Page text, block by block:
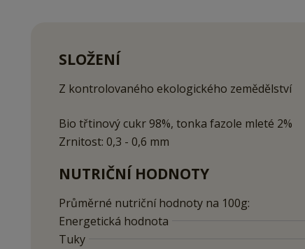
SLOŽENÍ
Z kontrolovaného ekologického zemědělství
Bio třtinový cukr 98%, tonka fazole mleté 2%
Zrnitost: 0,3 - 0,6 mm
NUTRIČNÍ HODNOTY
Průměrné nutriční hodnoty na 100g:
Energetická hodnota
Tuky